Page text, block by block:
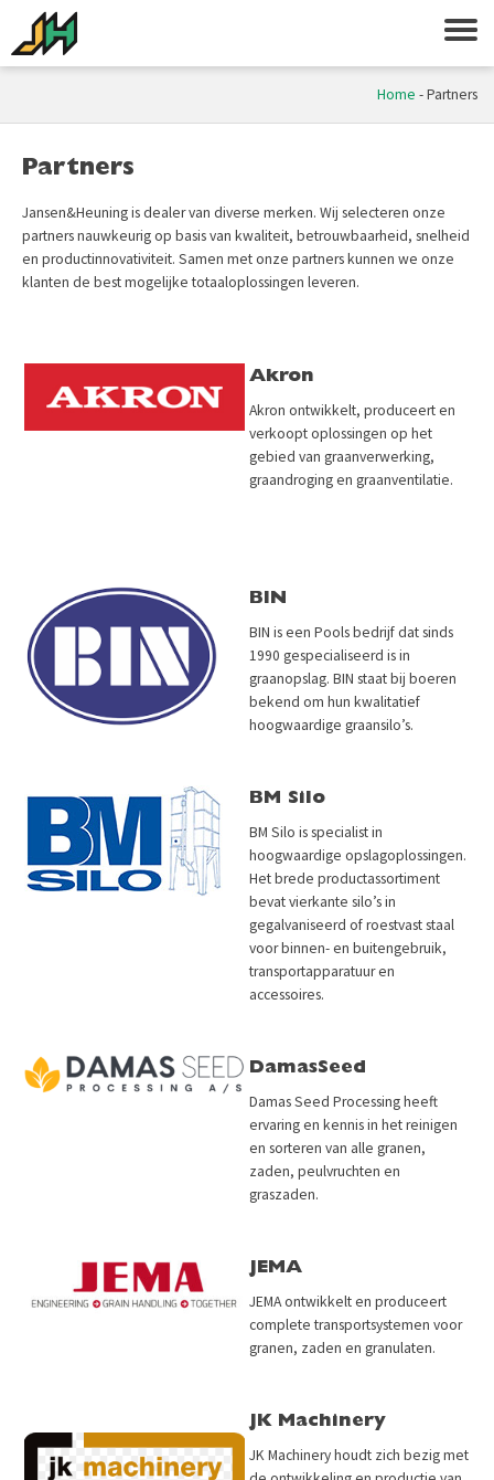
Home -Partners
Partners
Jansen&Heuning is dealer van diverse merken. Wij selecteren onze
partners nauwkeurig op basis van kwaliteit, betrouwbaarheid, snelheid
en productinnovativiteit. Samen met onze partners kunnen we onze
klanten de best mogelijke totaaloplossingen leveren.
Akron
Akron ontwikkelt, produceert en
verkoopt oplossingen op het
gebied van graanverwerking,
graandroging en graanventilatie.
BIN
BIN is een Pools bedrijf dat sinds
1990 gespecialiseerd is in
graanopslag. BIN staat bij boeren
bekend om hun kwalitatief
hoogwaardige graansilo’s.
BM Silo
BM Silo is specialist in
hoogwaardige opslagoplossingen.
Het brede productassortiment
bevat vierkante silo’s in
gegalvaniseerd of roestvast staal
voor binnen- en buitengebruik,
transportapparatuur en
accessoires.
DamasSeed
Damas Seed Processing heeft
ervaring en kennis in het reinigen
en sorteren van alle granen,
zaden, peulvruchten en
graszaden.
JEMA
JEMA ontwikkelt en produceert
complete transportsystemen voor
granen, zaden en granulaten.
JK Machinery
JK Machinery houdt zich bezig met